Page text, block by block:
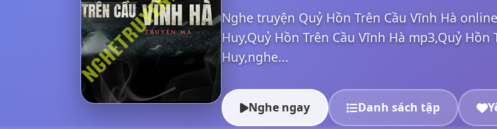
Nghe truyện Quỷ Hồn Trên Cầu Vĩnh Hà
Huy,Quỷ Hồn Trên Cầu Vĩnh Hà mp3,Quỷ
Huy,nghe...
Nghe ngay Danh sách tập